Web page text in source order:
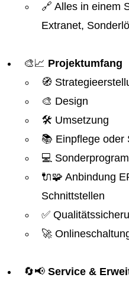
🔗 Alles in einem
Extranet,
🎨📈 Projektumfang
🧭
🎨 Design
🛠️ Umsetzung
📚 Einpflege oder
💻
🔌🧩 Anbindung
Schnittstellen
✅
🚀
🔄📢 Service &